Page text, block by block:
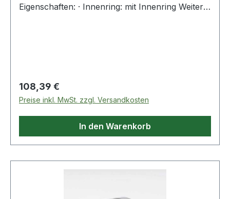
Eigenschaften: · Innenring: mit Innenring Weitere
Regulärer Preis:
108,39 €
Preise inkl. MwSt. zzgl. Versandkosten
In den Warenkorb